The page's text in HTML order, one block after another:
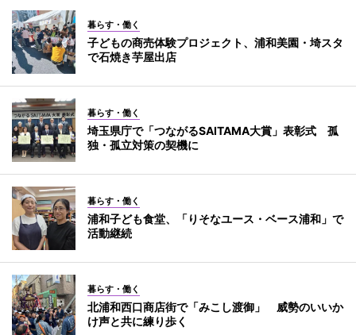
暮らす・働く
子どもの商売体験プロジェクト、浦和美園・埼スタ
で石焼き芋屋出店
暮らす・働く
埼玉県庁で「つながるSAITAMA大賞」表彰式 孤
独・孤立対策の契機に
暮らす・働く
浦和子ども食堂、「りそなユース・ベース浦和」で
活動継続
暮らす・働く
北浦和西口商店街で「みこし渡御」 威勢のいいか
け声と共に練り歩く